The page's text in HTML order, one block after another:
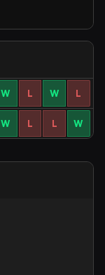
W L W L
W L L W